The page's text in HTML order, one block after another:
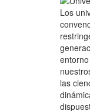
Los
las